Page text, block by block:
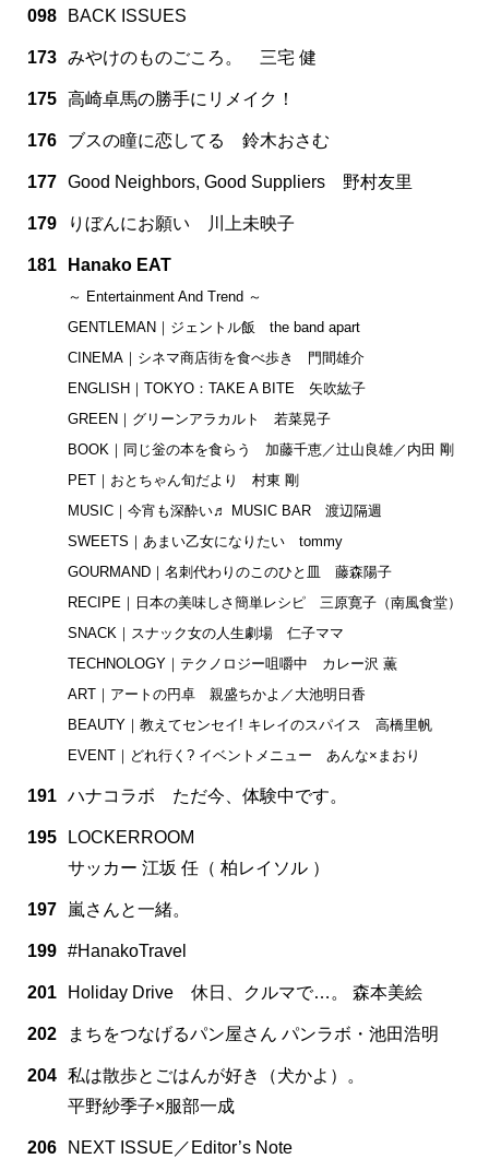
098 BACK ISSUES
173 みやけのものごころ。 三宅 健
175 高崎卓馬の勝手にリメイク！
176 ブスの瞳に恋してる 鈴木おさむ
177 Good Neighbors, Good Suppliers 野村友里
179 りぼんにお願い 川上未映子
181 Hanako EAT
～ Entertainment And Trend ～
GENTLEMAN｜ジェントル飯 the band apart
CINEMA｜シネマ商店街を食べ歩き 門間雄介
ENGLISH｜TOKYO：TAKE A BITE 矢吹紘子
GREEN｜グリーンアラカルト 若菜晃子
BOOK｜同じ釡の本を食らう 加藤千恵／辻山良雄／内田 剛
PET｜おとちゃん旬だより 村東 剛
MUSIC｜今宵も深酔い♬ MUSIC BAR 渡辺隔週
SWEETS｜あまい乙女になりたい tommy
GOURMAND｜名刺代わりのこのひと皿 藤森陽子
RECIPE｜日本の美味しさ簡単レシピ 三原寛子（南風食堂）
SNACK｜スナック女の人生劇場 仁子ママ
TECHNOLOGY｜テクノロジー咀嚼中 カレー沢 薫
ART｜アートの円卓 親盛ちかよ／大池明日香
BEAUTY｜教えてセンセイ! キレイのスパイス 高橋里帆
EVENT｜どれ行く? イベントメニュー あんな×まおり
191 ハナコラボ ただ今、体験中です。
195
LOCKERROOM
サッカー 江坂 任（ 柏レイソル ）
197 嵐さんと一緒。
199 #HanakoTravel
201 Holiday Drive 休日、クルマで…。 森本美絵
202 まちをつなげるパン屋さん パンラボ・池田浩明
204 私は散歩とごはんが好き（犬かよ）。
平野紗季子×服部一成
206 NEXT ISSUE／Editor’s Note